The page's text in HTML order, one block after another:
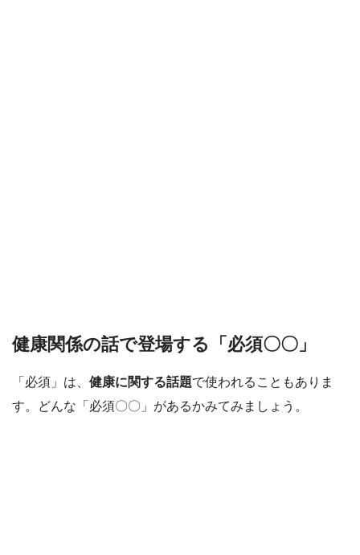
健康関係の話で登場する「必須〇〇」
「必須」は、 健康に関する話題で使われることもありま
す。どんな「必須〇〇」があるかみてみましょう。